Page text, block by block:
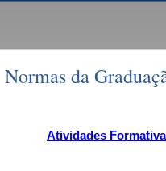
Atividades
Normas da